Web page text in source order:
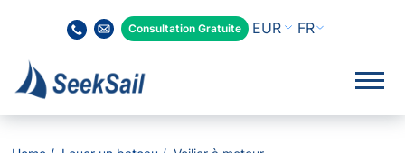
Consultation Gratuite FR